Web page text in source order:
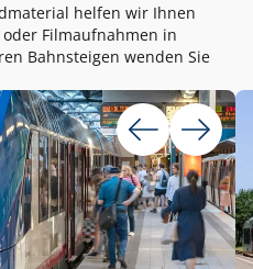
helfen wir Ihnen
Filmaufnahmen in
Bahnsteigen wenden Sie